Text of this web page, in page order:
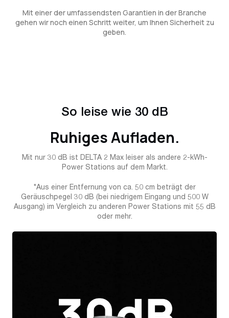
Mit einer der umfassendsten Garantien in der Branche
gehen wir noch einen Schritt weiter, um Ihnen Sicherheit zu
geben.
So leise wie 30 dB
Ruhiges Aufladen.
Mit nur 30 dB ist DELTA 2 Max leiser als andere 2-kWh-
Power Stations auf dem Markt.
*Aus einer Entfernung von ca. 50 cm beträgt der
Geräuschpegel 30 dB (bei niedrigem Eingang und 500 W
Ausgang) im Vergleich zu anderen Power Stations mit 55 dB
oder mehr.